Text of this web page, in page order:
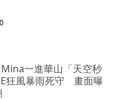
一進華山「天空秒
狂風暴雨死守 畫面曝